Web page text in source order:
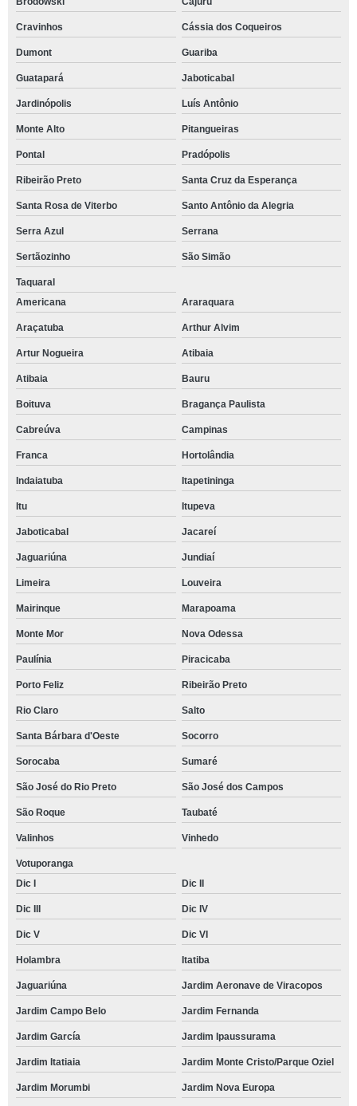
Cravinhos Cássia dos Coqueiros
Dumont Guariba
Guatapará Jaboticabal
Jardinópolis Luís Antônio
Monte Alto Pitangueiras
Pontal Pradópolis
Ribeirão Preto Santa Cruz da Esperança
Santa Rosa de Viterbo Santo Antônio da Alegria
Serra Azul Serrana
Sertãozinho São Simão
Taquaral
Americana
Araraquara
Araçatuba Arthur Alvim
Artur Nogueira Atibaia
Atibaia Bauru
Boituva Bragança Paulista
Cabreúva Campinas
Franca Hortolândia
Indaiatuba Itapetininga
Itu Itupeva
Jaboticabal Jacareí
Jaguariúna Jundiaí
Limeira Louveira
Mairinque Marapoama
Monte Mor Nova Odessa
Paulínia Piracicaba
Porto Feliz Ribeirão Preto
Rio Claro Salto
Santa Bárbara d'Oeste Socorro
Sorocaba Sumaré
São José do Rio Preto São José dos Campos
São Roque Taubaté
Valinhos Vinhedo
Votuporanga
Dic I
Dic II
Dic III Dic IV
Dic V Dic VI
Holambra Itatiba
Jaguariúna Jardim Aeronave de Viracopos
Jardim Campo Belo Jardim Fernanda
Jardim García Jardim Ipaussurama
Jardim Itatiaia Jardim Monte Cristo/Parque Oziel
Jardim Morumbi Jardim Nova Europa